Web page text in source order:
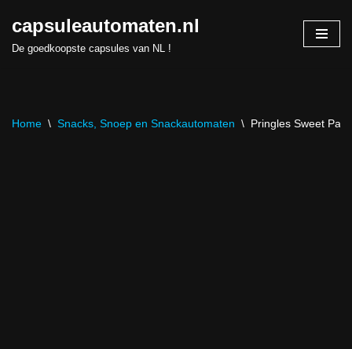
Skip
capsuleautomaten.nl
De goedkoopste capsules van NL !
Home \ Snacks, Snoep en Snackautomaten \ Pringles Sweet